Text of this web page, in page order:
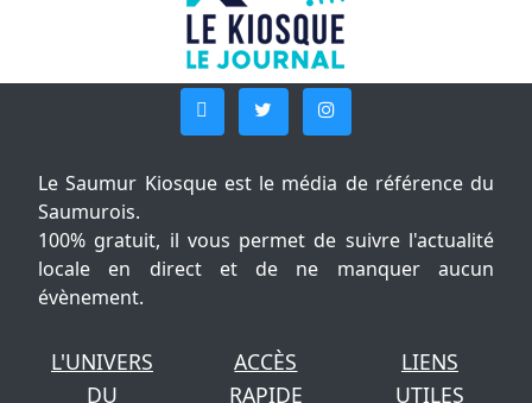
Le Saumur Kiosque est le média de référence du
Saumurois.
100% gratuit, il vous permet de suivre l'actualité
locale en direct et de ne manquer aucun
évènement.
L'UNIVERS
DU
ACCÈS
RAPIDE
LIENS
UTILES